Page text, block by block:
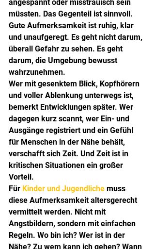
angespannt oder misstrauisch sein
müssten. Das Gegenteil ist sinnvoll.
Gute Aufmerksamkeit ist ruhig, klar
und unaufgeregt. Es geht nicht darum,
überall Gefahr zu sehen. Es geht
darum, die Umgebung bewusst
wahrzunehmen.
Wer mit gesenktem Blick, Kopfhörern
und voller Ablenkung unterwegs ist,
bemerkt Entwicklungen später. Wer
dagegen kurz scannt, wer Ein- und
Ausgänge registriert und ein Gefühl
für Menschen in der Nähe behält,
verschafft sich Zeit. Und Zeit ist in
kritischen Situationen ein großer
Vorteil.
Für Kinder und Jugendliche muss
diese Aufmerksamkeit altersgerecht
vermittelt werden. Nicht mit
Angstbildern, sondern mit einfachen
Regeln. Wo bin ich? Wer ist in der
Nähe? Zu wem kann ich gehen? Wann